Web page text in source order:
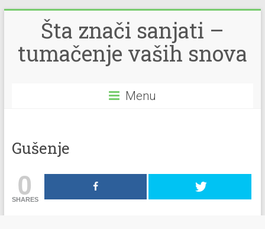
Šta znači sanjati –
tumačenje vaših snova
Menu
Gušenje
0
SHARES